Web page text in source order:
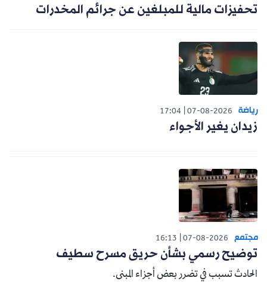
تحفيزات مالية للمبلغين عن جرائم المخدرات
رياضة 07-08-2026
17:04
زيدان يغير الأجواء
مجتمع 07-08-2026
16:13
توضيح رسمي بشأن حريق مسرح سطيف
الحادث تسبب في تضرر بعض أجزاء المبنى.